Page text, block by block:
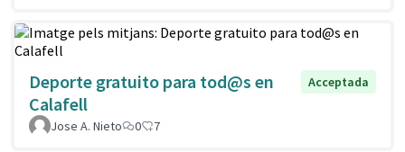
Deporte gratuito para tod@s en
Calafell
Acceptada
Jose A. Nieto 0 7